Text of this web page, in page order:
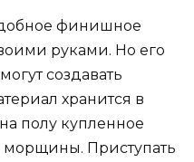
финишное
руками. Но его
создавать
хранится в
полу купленное
Приступать